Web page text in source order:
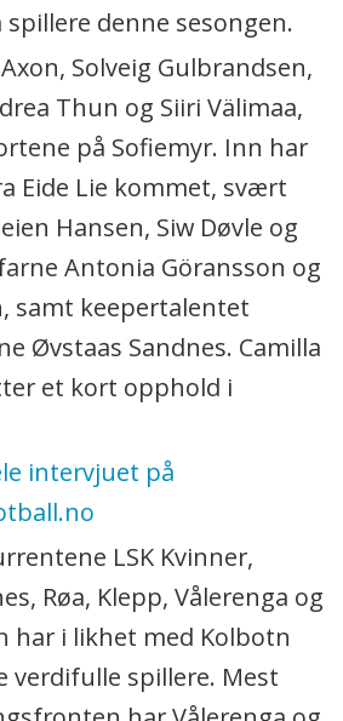
denne sesongen.
Solveig Gulbrandsen,
Thun og Siiri Välimaa,
på Sofiemyr. Inn har
Eide Lie kommet, svært
Hansen, Siw Døvle og
Antonia Göransson og
samt keepertalentet
Øvstaas Sandnes. Camilla
et kort opphold i
intervjuet på
LSK Kvinner,
Røa, Klepp, Vålerenga og
har i likhet med Kolbotn
verdifulle spillere. Mest